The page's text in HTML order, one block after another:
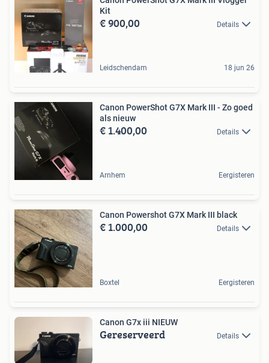
Kit
€ 900,00 Details
Leidschendam 18 jun 26
Canon PowerShot G7X Mark III - Zo goed
als nieuw
€ 1.400,00 Details
Arnhem Eergisteren
Canon Powershot G7X Mark III black
€ 1.000,00 Details
Boxtel Eergisteren
Canon G7x iii NIEUW
Gereserveerd Details